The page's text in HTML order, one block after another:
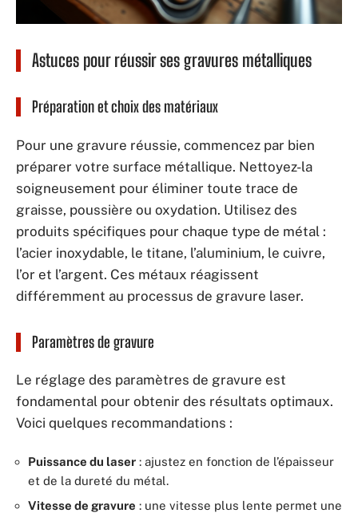
Astuces pour réussir ses gravures métalliques
Préparation et choix des matériaux
Pour une gravure réussie, commencez par bien
préparer votre surface métallique. Nettoyez-la
soigneusement pour éliminer toute trace de
graisse, poussière ou oxydation. Utilisez des
produits spécifiques pour chaque type de métal :
l’acier inoxydable, le titane, l’aluminium, le cuivre,
l’or et l’argent. Ces métaux réagissent
différemment au processus de gravure laser.
Paramètres de gravure
Le réglage des paramètres de gravure est
fondamental pour obtenir des résultats optimaux.
Voici quelques recommandations :
Puissance du laser : ajustez en fonction de l’épaisseur
et de la dureté du métal.
Vitesse de gravure : une vitesse plus lente permet une